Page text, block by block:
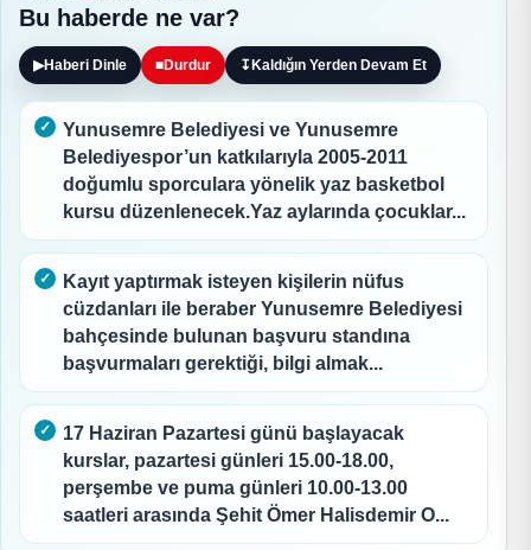
Bu haberde ne var?
▶Haberi Dinle ■Durdur ↧ Kaldığın Yerden Devam Et
Yunusemre Belediyesi ve Yunusemre
Belediyespor’un katkılarıyla 2005-2011
doğumlu sporculara yönelik yaz basketbol
kursu düzenlenecek.Yaz aylarında çocuklar...
Kayıt yaptırmak isteyen kişilerin nüfus
cüzdanları ile beraber Yunusemre Belediyesi
bahçesinde bulunan başvuru standına
başvurmaları gerektiği, bilgi almak...
17 Haziran Pazartesi günü başlayacak
kurslar, pazartesi günleri 15.00-18.00,
perşembe ve puma günleri 10.00-13.00
saatleri arasında Şehit Ömer Halisdemir O...